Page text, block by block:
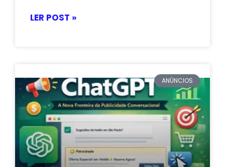
LER POST »
ANÚNCIOS